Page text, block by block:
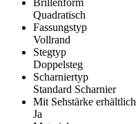
Brillenform
Quadratisch
Fassungstyp
Vollrand
Stegtyp
Doppelsteg
Scharniertyp
Standard Scharnier
Mit Sehstärke erhältlich
Ja